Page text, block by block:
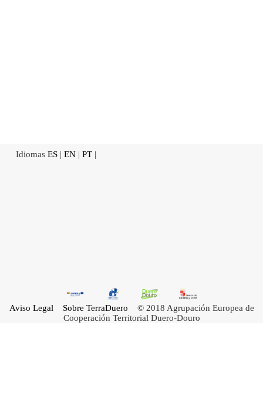
Idiomas ES | EN | PT |
Aviso Legal Sobre TerraDuero © 2018 Agrupación Europea de
Cooperación Territorial Duero-Douro